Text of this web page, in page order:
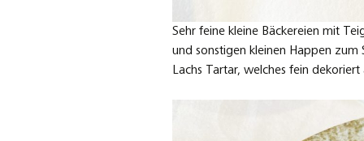
Sehr feine kleine Bäckereien mit
und sonstigen kleinen Happen
Lachs Tartar, welches fein